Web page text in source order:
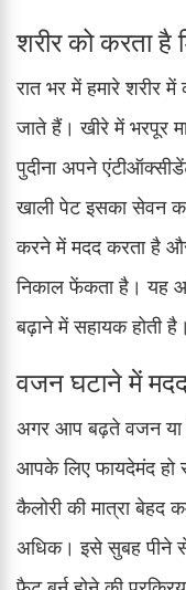
शरीर को करता है
रात भर में हमारे शरीर
जाते हैं। खीरे में भरपूर
पुदीना अपने
खाली पेट इसका सेवन
करने में मदद करता है
निकाल फेंकता है। यह
बढ़ाने में सहायक होती है।
वजन घटाने में
अगर आप बढ़ते वजन या
आपके लिए फायदेमंद
कैलोरी की मात्रा बेहद
अधिक। इसे सुबह पीने